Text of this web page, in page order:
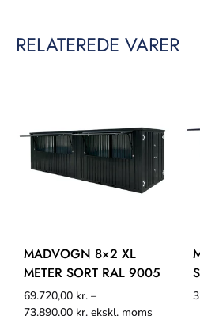
RELATEREDE VARER
MADVOGN 8×2 XL
METER SORT RAL 9005
69.720,00 kr. –
73.890,00 kr. ekskl. moms